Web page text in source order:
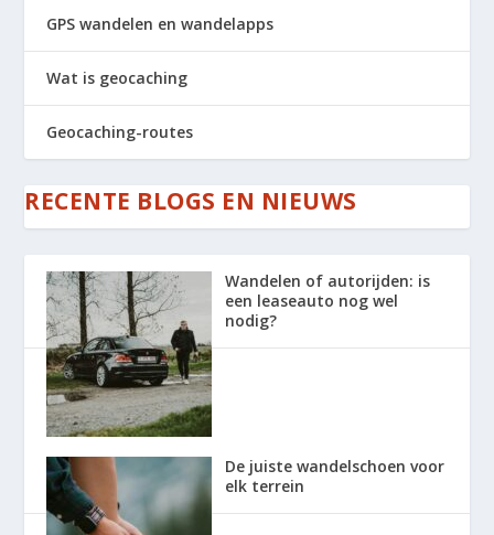
GPS wandelen en wandelapps
Wat is geocaching
Geocaching-routes
RECENTE BLOGS EN NIEUWS
Wandelen of autorijden: is
een leaseauto nog wel
nodig?
De juiste wandelschoen voor
elk terrein